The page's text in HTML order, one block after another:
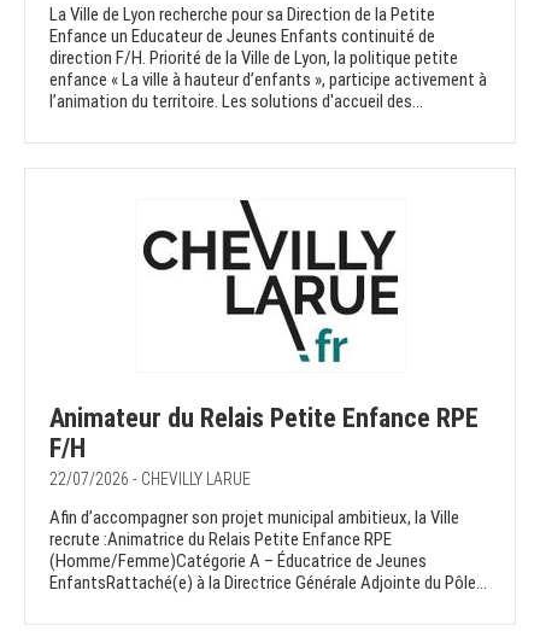
La Ville de Lyon recherche pour sa Direction de la Petite
Enfance un Educateur de Jeunes Enfants continuité de
direction F/H. Priorité de la Ville de Lyon, la politique petite
enfance « La ville à hauteur d’enfants », participe activement à
l’animation du territoire. Les solutions d'accueil des...
Animateur du Relais Petite Enfance RPE
F/H
22/07/2026 - CHEVILLY LARUE
Afin d’accompagner son projet municipal ambitieux, la Ville
recrute :Animatrice du Relais Petite Enfance RPE
(Homme/Femme)Catégorie A – Éducatrice de Jeunes
EnfantsRattaché(e) à la Directrice Générale Adjointe du Pôle...